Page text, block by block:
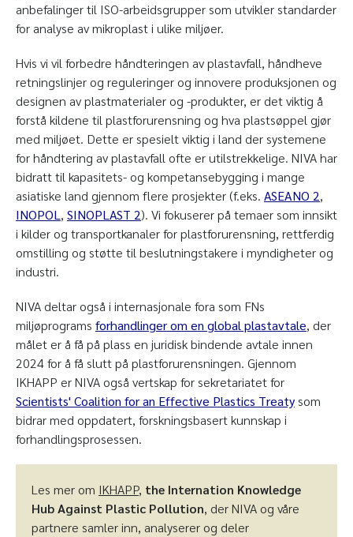
anbefalinger til ISO-arbeidsgrupper som utvikler standarder
for analyse av mikroplast i ulike miljøer.
Hvis vi vil forbedre håndteringen av plastavfall, håndheve
retningslinjer og reguleringer og innovere produksjonen og
designen av plastmaterialer og -produkter, er det viktig å
forstå kildene til plastforurensning og hva plastsøppel gjør
med miljøet. Dette er spesielt viktig i land der systemene
for håndtering av plastavfall ofte er utilstrekkelige. NIVA har
bidratt til kapasitets- og kompetansebygging i mange
asiatiske land gjennom flere prosjekter (f.eks. ASEANO 2,
INOPOL, SINOPLAST 2). Vi fokuserer på temaer som innsikt
i kilder og transportkanaler for plastforurensning, rettferdig
omstilling og støtte til beslutningstakere i myndigheter og
industri.
NIVA deltar også i internasjonale fora som FNs
miljøprograms forhandlinger om en global plastavtale, der
målet er å få på plass en juridisk bindende avtale innen
2024 for å få slutt på plastforurensningen. Gjennom
IKHAPP er NIVA også vertskap for sekretariatet for
Scientists' Coalition for an Effective Plastics Treaty som
bidrar med oppdatert, forskningsbasert kunnskap i
forhandlingsprosessen.
Les mer om IKHAPP, the Internation Knowledge
Hub Against Plastic Pollution, der NIVA og våre
partnere samler inn, analyserer og deler